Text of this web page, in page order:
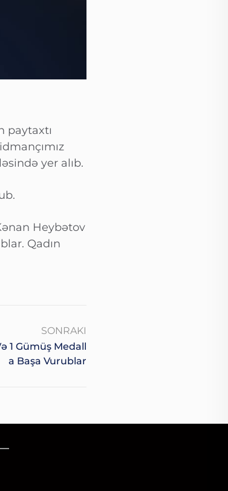
paytaxtı
yer alıb.
Heybətov
Qadın
SONRAKI
1 Gümüş Medall
A Başa Vurublar